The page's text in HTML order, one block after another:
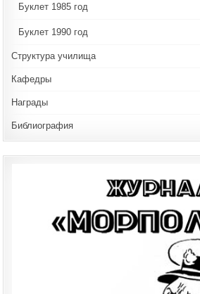
Буклет 1985 год
Буклет 1990 год
Структура училища
Кафедры
Награды
Библиография